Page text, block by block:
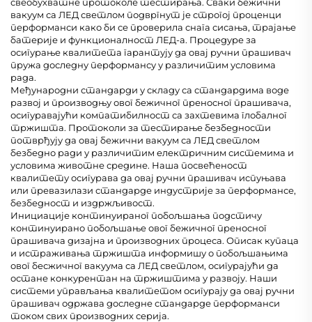
вакуум са ЛЕД светлом подвргнут је строгој проценци
перформанси како би се проверила снага сисања, трајање
батерије и функционалност ЛЕД-а. Процедуре за
осигурање квалитета гарантују да овај ручни прашивач
пружа доследну перформансу у различитим условима
рада.
Међународни стандарди у складу са стандардима воде
развој и производњу овог бежичног преносног прашивача,
осигуравајући компатибилност са захтевима глобалног
тржишта. Протоколи за тестирање безбедности
потврђују да овај бежични вакуум са ЛЕД светлом
безбедно ради у различитим електричним системима и
условима животне средине. Наша посвећеност
квалитету осигурава да овај ручни прашивач испуњава
или превазилази стандарде индустрије за перформансе,
безбедност и издржљивост.
Инициације континуираног побољшања подстичу
континуирано побољшање овог бежичног преносног
прашивача дизајна и производних процеса. Описак купаца
и истраживања тржишта информишу о побољшањима
овог бесжичног вакуума са ЛЕД светлом, осигурајући да
остане конкурентан на тржиштима у развоју. Наши
системи управљања квалитетом осигурају да овај ручни
прашивач одржава доследне стандарде перформанси
током свих производних серија.